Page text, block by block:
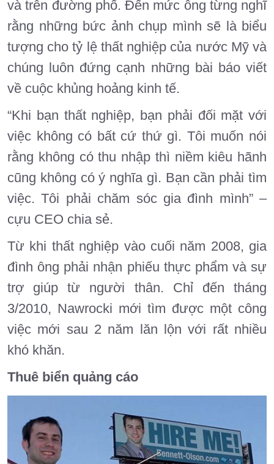
và trên đường phố. Đến mức ông từng nghĩ
rằng những bức ảnh chụp mình sẽ là biểu
tượng cho tỷ lệ thất nghiệp của nước Mỹ và
chúng luôn đứng cạnh những bài báo viết
về cuộc khủng hoảng kinh tế.
“Khi bạn thất nghiệp, bạn phải đối mặt với
việc không có bất cứ thứ gì. Tôi muốn nói
rằng không có thu nhập thì niềm kiêu hãnh
cũng không có ý nghĩa gì. Bạn cần phải tìm
việc. Tôi phải chăm sóc gia đình mình” –
cựu CEO chia sẻ.
Từ khi thất nghiệp vào cuối năm 2008, gia
đình ông phải nhận phiếu thực phẩm và sự
trợ giúp từ người thân. Chỉ đến tháng
3/2010, Nawrocki mới tìm được một công
việc mới sau 2 năm lăn lộn với rất nhiều
khó khăn.
Thuê biển quảng cáo